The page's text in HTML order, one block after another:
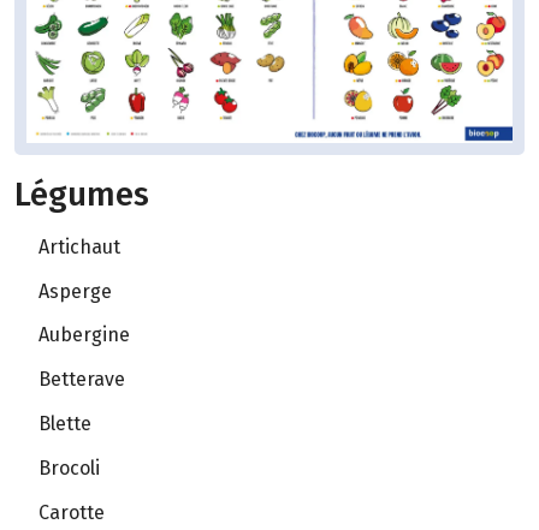
Légumes
Artichaut
Asperge
Aubergine
Betterave
Blette
Brocoli
Carotte